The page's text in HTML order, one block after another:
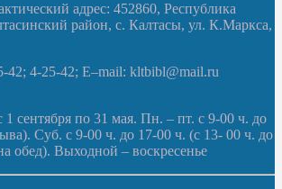
адрес: 452860, Республика
район, с. Калтасы, ул. К.Маркса,
42; 4-25-42; E–mail: kltbibl@mail.ru
сентября по 31 мая. Пн. – пт. с 9-00 ч. до
Суб. с 9-00 ч. до 17-00 ч. (с 13- 00 ч. до
обед). Выходной – воскресенье